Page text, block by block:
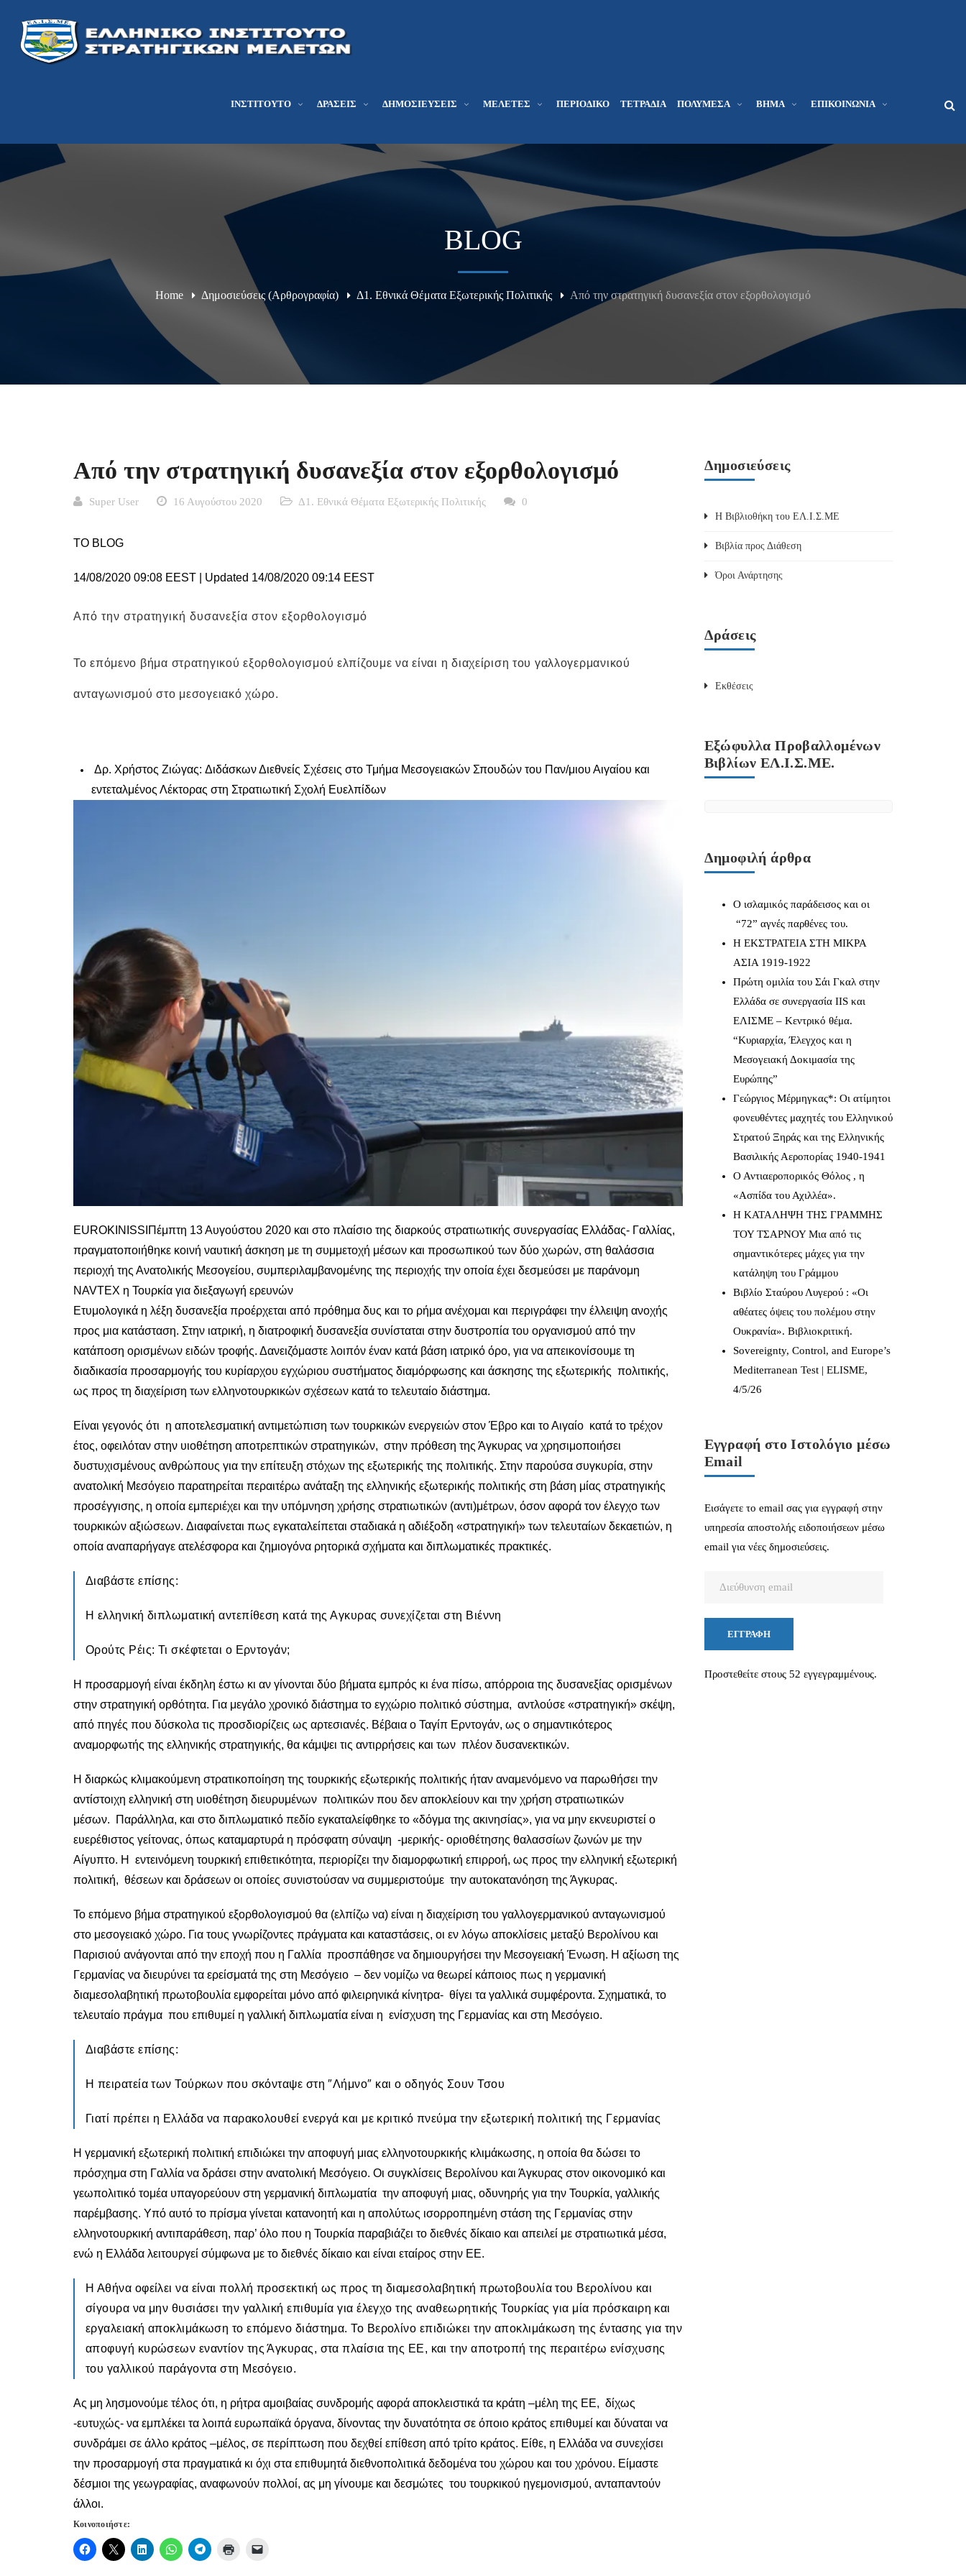
ΙΝΣΤΙΤΟΎΤΟ ΔΡΆΣΕΙΣ ΔΗΜΟΣΙΕΎΣΕΙΣ ΜΕΛΕΤΕΣ ΠΕΡΙΟΔΙΚΌ ΤΕΤΡΆΔΙΑ ΠΟΛΥΜΈΣΑ ΒΉΜΑ ΕΠΙΚΟΙΝΩΝΊΑ
BLOG
Home Δημοσιεύσεις (Αρθρογραφία) Δ1. Εθνικά Θέματα Εξωτερικής Πολιτικής Από την στρατηγική δυσανεξία στον εξορθολογισμό
Από την στρατηγική δυσανεξία στον εξορθολογισμό
Super User 16 Αυγούστου 2020 Δ1. Εθνικά Θέματα Εξωτερικής Πολιτικής 0
ΤΟ BLOG
14/08/2020 09:08 EEST Updated 14/08/2020 09:14 EEST
Από την στρατηγική δυσανεξία στον εξορθολογισμό
Το επόμενο βήμα στρατηγικού εξορθολογισμού ελπίζουμε να είναι η διαχείριση του γαλλογερμανικού
ανταγωνισμού στο μεσογειακό χώρο.
Δρ. Χρήστος Ζιώγας: Διδάσκων Διεθνείς Σχέσεις στο Τμήμα Μεσογειακών Σπουδών του Παν/μιου Αιγαίου και
εντεταλμένος Λέκτορας στη Στρατιωτική Σχολή Ευελπίδων
EUROKINISSI Πέμπτη 13 Αυγούστου 2020 και στο πλαίσιο της διαρκούς στρατιωτικής συνεργασίας Ελλάδας- Γαλλίας,
πραγματοποιήθηκε κοινή ναυτική άσκηση με τη συμμετοχή μέσων και προσωπικού των δύο χωρών, στη θαλάσσια
περιοχή της Ανατολικής Μεσογείου, συμπεριλαμβανομένης της περιοχής την οποία έχει δεσμεύσει με παράνομη
NAVTEX η Τουρκία για διεξαγωγή ερευνών
Ετυμολογικά η λέξη δυσανεξία προέρχεται από πρόθημα δυς και το ρήμα ανέχομαι και περιγράφει την έλλειψη ανοχής
προς μια κατάσταση. Στην ιατρική, η διατροφική δυσανεξία συνίσταται στην δυστροπία του οργανισμού από την
κατάποση ορισμένων ειδών τροφής. Δανειζόμαστε λοιπόν έναν κατά βάση ιατρικό όρο, για να απεικονίσουμε τη
διαδικασία προσαρμογής του κυρίαρχου εγχώριου συστήματος διαμόρφωσης και άσκησης της εξωτερικής πολιτικής,
ως προς τη διαχείριση των ελληνοτουρκικών σχέσεων κατά το τελευταίο διάστημα.
Είναι γεγονός ότι η αποτελεσματική αντιμετώπιση των τουρκικών ενεργειών στον Έβρο και το Αιγαίο κατά το τρέχον
έτος, οφειλόταν στην υιοθέτηση αποτρεπτικών στρατηγικών, στην πρόθεση της Άγκυρας να χρησιμοποιήσει
δυστυχισμένους ανθρώπους για την επίτευξη στόχων της εξωτερικής της πολιτικής. Στην παρούσα συγκυρία, στην
ανατολική Μεσόγειο παρατηρείται περαιτέρω ανάταξη της ελληνικής εξωτερικής πολιτικής στη βάση μίας στρατηγικής
προσέγγισης, η οποία εμπεριέχει και την υπόμνηση χρήσης στρατιωτικών (αντι)μέτρων, όσον αφορά τον έλεγχο των
τουρκικών αξιώσεων. Διαφαίνεται πως εγκαταλείπεται σταδιακά η αδιέξοδη «στρατηγική» των τελευταίων δεκαετιών, η
οποία αναπαρήγαγε ατελέσφορα και ζημιογόνα ρητορικά σχήματα και διπλωματικές πρακτικές.
Διαβάστε επίσης:
Η ελληνική διπλωματική αντεπίθεση κατά της Αγκυρας συνεχίζεται στη Βιέννη
Ορούτς Ρέις: Τι σκέφτεται ο Ερντογάν;
Η προσαρμογή είναι έκδηλη έστω κι αν γίνονται δύο βήματα εμπρός κι ένα πίσω, απόρροια της δυσανεξίας ορισμένων
στην στρατηγική ορθότητα. Για μεγάλο χρονικό διάστημα το εγχώριο πολιτικό σύστημα, αντλούσε «στρατηγική» σκέψη,
από πηγές που δύσκολα τις προσδιορίζεις ως αρτεσιανές. Βέβαια ο Ταγίπ Ερντογάν, ως ο σημαντικότερος
αναμορφωτής της ελληνικής στρατηγικής, θα κάμψει τις αντιρρήσεις και των πλέον δυσανεκτικών.
Η διαρκώς κλιμακούμενη στρατικοποίηση της τουρκικής εξωτερικής πολιτικής ήταν αναμενόμενο να παρωθήσει την
αντίστοιχη ελληνική στη υιοθέτηση διευρυμένων πολιτικών που δεν αποκλείουν και την χρήση στρατιωτικών
μέσων. Παράλληλα, και στο διπλωματικό πεδίο εγκαταλείφθηκε το «δόγμα της ακινησίας», για να μην εκνευριστεί ο
ευερέθιστος γείτονας, όπως καταμαρτυρά η πρόσφατη σύναψη -μερικής- οριοθέτησης θαλασσίων ζωνών με την
Αίγυπτο. Η εντεινόμενη τουρκική επιθετικότητα, περιορίζει την διαμορφωτική επιρροή, ως προς την ελληνική εξωτερική
πολιτική, θέσεων και δράσεων οι οποίες συνιστούσαν να συμμεριστούμε την αυτοκατανόηση της Άγκυρας.
Το επόμενο βήμα στρατηγικού εξορθολογισμού θα (ελπίζω να) είναι η διαχείριση του γαλλογερμανικού ανταγωνισμού
στο μεσογειακό χώρο. Για τους γνωρίζοντες πράγματα και καταστάσεις, οι εν λόγω αποκλίσεις μεταξύ Βερολίνου και
Παρισιού ανάγονται από την εποχή που η Γαλλία προσπάθησε να δημιουργήσει την Μεσογειακή Ένωση. Η αξίωση της
Γερμανίας να διευρύνει τα ερείσματά της στη Μεσόγειο – δεν νομίζω να θεωρεί κάποιος πως η γερμανική
διαμεσολαβητική πρωτοβουλία εμφορείται μόνο από φιλειρηνικά κίνητρα- θίγει τα γαλλικά συμφέροντα. Σχηματικά, το
τελευταίο πράγμα που επιθυμεί η γαλλική διπλωματία είναι η ενίσχυση της Γερμανίας και στη Μεσόγειο.
Διαβάστε επίσης:
Η πειρατεία των Τούρκων που σκόνταψε στη ″Λήμνο″ και ο οδηγός Σουν Τσου
Γιατί πρέπει η Ελλάδα να παρακολουθεί ενεργά και με κριτικό πνεύμα την εξωτερική πολιτική της Γερμανίας
Η γερμανική εξωτερική πολιτική επιδιώκει την αποφυγή μιας ελληνοτουρκικής κλιμάκωσης, η οποία θα δώσει το
πρόσχημα στη Γαλλία να δράσει στην ανατολική Μεσόγειο. Οι συγκλίσεις Βερολίνου και Άγκυρας στον οικονομικό και
γεωπολιτικό τομέα υπαγορεύουν στη γερμανική διπλωματία την αποφυγή μιας, οδυνηρής για την Τουρκία, γαλλικής
παρέμβασης. Υπό αυτό το πρίσμα γίνεται κατανοητή και η απολύτως ισορροπημένη στάση της Γερμανίας στην
ελληνοτουρκική αντιπαράθεση, παρ’ όλο που η Τουρκία παραβιάζει το διεθνές δίκαιο και απειλεί με στρατιωτικά μέσα,
ενώ η Ελλάδα λειτουργεί σύμφωνα με το διεθνές δίκαιο και είναι εταίρος στην ΕΕ.
Η Αθήνα οφείλει να είναι πολλή προσεκτική ως προς τη διαμεσολαβητική πρωτοβουλία του Βερολίνου και
σίγουρα να μην θυσιάσει την γαλλική επιθυμία για έλεγχο της αναθεωρητικής Τουρκίας για μία πρόσκαιρη και
εργαλειακή αποκλιμάκωση το επόμενο διάστημα. Το Βερολίνο επιδιώκει την αποκλιμάκωση της έντασης για την
αποφυγή κυρώσεων εναντίον της Άγκυρας, στα πλαίσια της ΕΕ, και την αποτροπή της περαιτέρω ενίσχυσης
του γαλλικού παράγοντα στη Μεσόγειο.
Ας μη λησμονούμε τέλος ότι, η ρήτρα αμοιβαίας συνδρομής αφορά αποκλειστικά τα κράτη –μέλη της ΕΕ, δίχως
-ευτυχώς- να εμπλέκει τα λοιπά ευρωπαϊκά όργανα, δίνοντας την δυνατότητα σε όποιο κράτος επιθυμεί και δύναται να
συνδράμει σε άλλο κράτος –μέλος, σε περίπτωση που δεχθεί επίθεση από τρίτο κράτος. Είθε, η Ελλάδα να συνεχίσει
την προσαρμογή στα πραγματικά κι όχι στα επιθυμητά διεθνοπολιτικά δεδομένα του χώρου και του χρόνου. Είμαστε
δέσμιοι της γεωγραφίας, αναφωνούν πολλοί, ας μη γίνουμε και δεσμώτες του τουρκικού ηγεμονισμού, ανταπαντούν
άλλοι.
Κοινοποιήστε:
Δημοσιεύσεις
Η Βιβλιοθήκη του ΕΛ.Ι.Σ.ΜΕ
Βιβλία προς Διάθεση
Όροι Ανάρτησης
Δράσεις
Εκθέσεις
Εξώφυλλα Προβαλλομένων
Βιβλίων ΕΛ.Ι.Σ.ΜΕ.
Δημοφιλή άρθρα
Ο ισλαμικός παράδεισος και οι
“72” αγνές παρθένες του.
Η ΕΚΣΤΡΑΤΕΙΑ ΣΤΗ ΜΙΚΡΑ
ΑΣΙΑ 1919-1922
Πρώτη ομιλία του Σάι Γκαλ στην
Ελλάδα σε συνεργασία IIS και
ΕΛΙΣΜΕ – Κεντρικό θέμα.
“Κυριαρχία, Έλεγχος και η
Μεσογειακή Δοκιμασία της
Ευρώπης”
Γεώργιος Μέρμηγκας*: Οι ατίμητοι
φονευθέντες μαχητές του Ελληνικού
Στρατού Ξηράς και της Ελληνικής
Βασιλικής Αεροπορίας 1940-1941
Ο Αντιαεροπορικός Θόλος , η
«Ασπίδα του Αχιλλέα».
Η ΚΑΤΑΛΗΨΗ ΤΗΣ ΓΡΑΜΜΗΣ
ΤΟΥ ΤΣΑΡΝΟΥ Μια από τις
σημαντικότερες μάχες για την
κατάληψη του Γράμμου
Βιβλίο Σταύρου Λυγερού : «Οι
αθέατες όψεις του πολέμου στην
Ουκρανία». Βιβλιοκριτική.
Sovereignty, Control, and Europe’s
Mediterranean Test | ELISME,
4/5/26
Εγγραφή στο Ιστολόγιο μέσω
Email
Εισάγετε το email σας για εγγραφή στην
υπηρεσία αποστολής ειδοποιήσεων μέσω
email για νέες δημοσιεύσεις.
ΕΓΓΡΑΦΉ
Προστεθείτε στους 52 εγγεγραμμένους.